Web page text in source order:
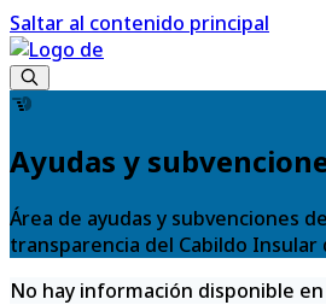
Saltar al contenido principal
Ayudas y
Área de ayudas y subvenciones
transparencia del Cabildo Insular
No hay información disponible